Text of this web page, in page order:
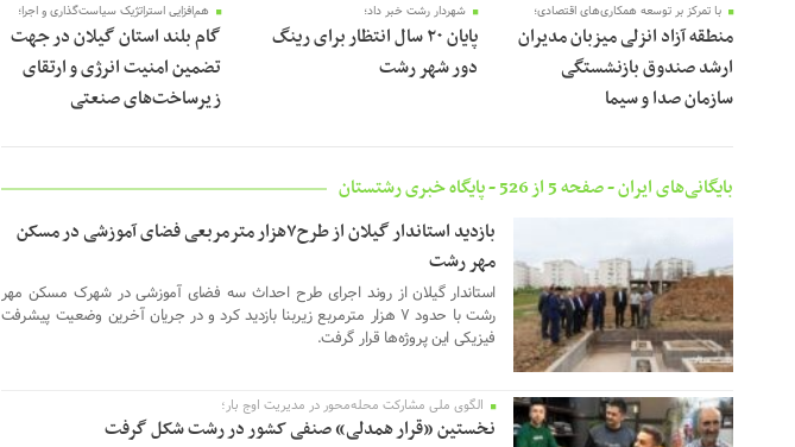
با تمرکز بر توسعه همکاری‌های اقتصادی؛
منطقه آزاد انزلی میزبان مدیران
ارشد صندوق بازنشستگی
سازمان صدا و سیما
شهردار رشت خبر داد؛
پایان ۲۰ سال انتظار برای رینگ
دور شهر رشت
هم‌افزایی استراتژیک سیاست‌گذاری و اجرا؛
گام بلند استان گیلان در جهت
تضمین امنیت انرژی و ارتقای
زیرساخت‌های صنعتی
بایگانی‌های ایران - صفحه 5 از 526 - پایگاه خبری رشتستان
بازدید استاندار گیلان از طرح۷هزار مترمربعی فضای آموزشی در مسکن
مهر رشت
استاندار گیلان از روند اجرای طرح احداث سه فضای آموزشی در شهرک مسکن مهر
رشت با حدود ۷ هزار مترمربع زیربنا بازدید کرد و در جریان آخرین وضعیت پیشرفت
فیزیکی این پروژه‌ها قرار گرفت.
06 ژوئن 2026
الگوی ملی مشارکت محله‌محور در مدیریت اوج بار؛
نخستین «قرار همدلی» صنفی کشور در رشت شکل گرفت